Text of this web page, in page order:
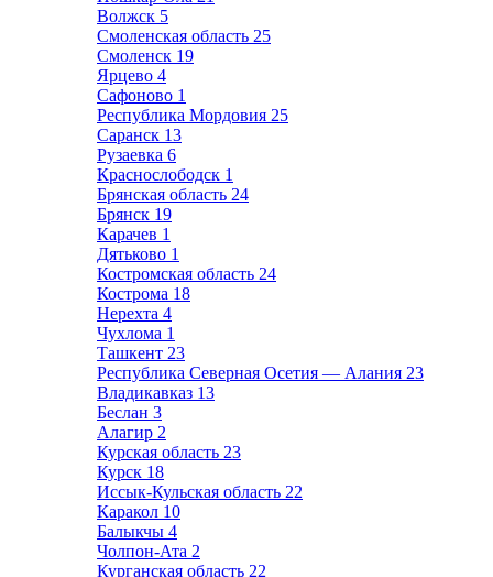
Волжск 5
Смоленская область 25
Смоленск 19
Ярцево 4
Сафоново 1
Республика Мордовия 25
Саранск 13
Рузаевка 6
Краснослободск 1
Брянская область 24
Брянск 19
Карачев 1
Дятьково 1
Костромская область 24
Кострома 18
Нерехта 4
Чухлома 1
Ташкент 23
Республика Северная Осетия — Алания 23
Владикавказ 13
Беслан 3
Алагир 2
Курская область 23
Курск 18
Иссык-Кульская область 22
Каракол 10
Балыкчы 4
Чолпон-Ата 2
Курганская область 22